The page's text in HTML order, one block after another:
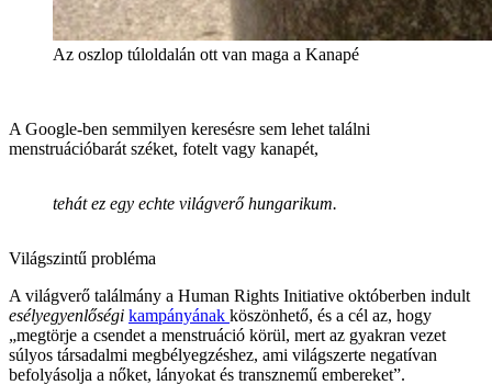
Az oszlop túloldalán ott van maga a Kanapé
A Google-ben semmilyen keresésre sem lehet találni
menstruációbarát széket, fotelt vagy kanapét,
tehát ez egy echte világverő hungarikum.
Világszintű probléma
A világverő találmány a Human Rights Initiative októberben indult
esélyegyenlőségi kampányának köszönhető, és a cél az, hogy
„megtörje a csendet a menstruáció körül, mert az gyakran vezet
súlyos társadalmi megbélyegzéshez, ami világszerte negatívan
befolyásolja a nőket, lányokat és transznemű embereket”.